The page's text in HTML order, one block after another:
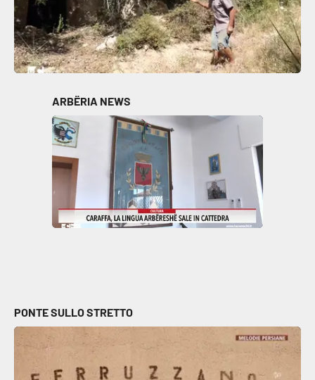
RUBRICHE
Good Morning Vietnam
Leggendo Alvaro insieme
Imprese Di Calabria
Le perfidie di Antonella Grippo
Venti di comunicazione
LaC TV
LaC Network
ARBËRIA NEWS
PONTE SULLO STRETTO